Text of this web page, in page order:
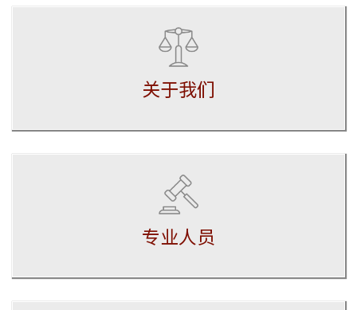
关于我们
专业人员